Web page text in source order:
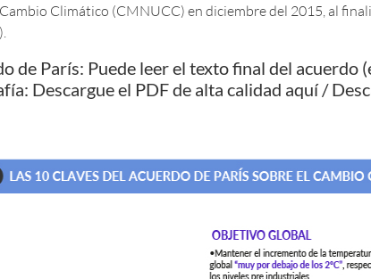
Climático (CMNUCC) en diciembre del 2015, al
de París: Puede leer el texto final del acuerdo
Descargue el PDF de alta calidad aquí/